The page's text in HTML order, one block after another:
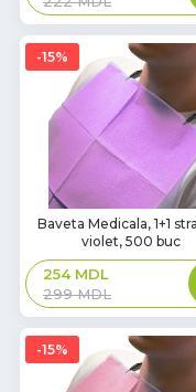
15%
Baveta Medicala, 1+1
violet, 500 buc
299MDL
254 MDL
15%